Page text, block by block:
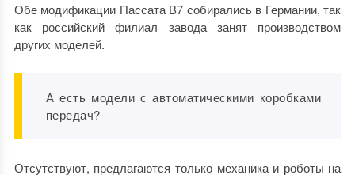
Обе модификации Пассата В7 собирались в Германии, так
как российский филиал завода занят производством
других моделей.
А есть модели с автоматическими коробками
передач?
Отсутствуют, предлагаются только механика и роботы на